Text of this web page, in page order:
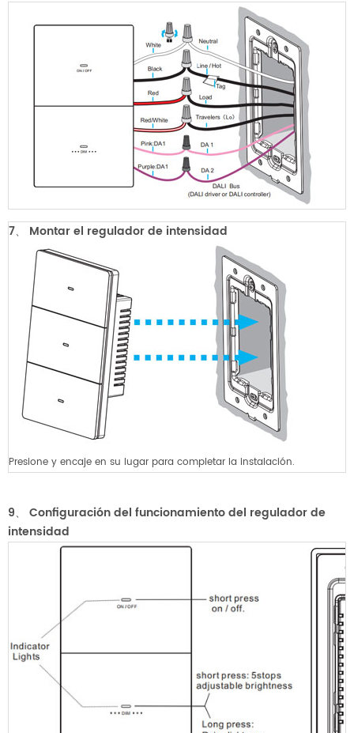
7、 Montar el regulador de intensidad
Presione y encaje en su lugar para completar la instalación.
9、 Configuración del funcionamiento del regulador de
intensidad